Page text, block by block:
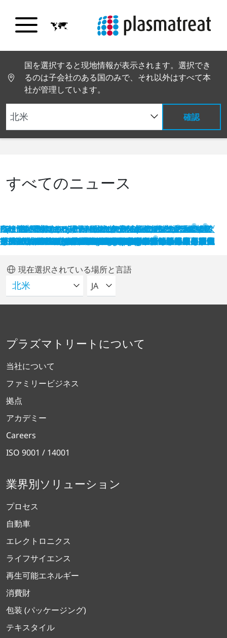
国を選択すると現地情報が表示されます。選択でき
るのは子会社のある国のみで、それ以外はすべて本
社が管理しています。
確認
PT トップページ
グローバルニュース
すべてのニュース
Mamur Teknolojiサクセスストーリー
TF Automationサクセスストーリー
Adria Mobil 一貫プロセス ― プラズマと接着の融合
AECイルミナツィオーネとのサクセスストーリー
BASF-エラストグランのサクセスストーリー
Bobstのサクセスストーリー
BSH BOSCH アンド SIEMENS 家電製品のサクセスストー
リー
CeraConとのサクセスストーリー
DELOのサクセスストーリー
Ford Motor Company サクセスストーリー
GfO (Nanogate Group)サクセスストーリー
Giraサクセスストーリー
Griesserサクセスストーリー
Heidelberger Druckmaschinenサクセスストーリー
Heinz-Glasサクセスストーリー
HELLA Australiaサクセスストーリー
Hutchinsonサクセスストーリー
Krauss-Maffeiサクセスストーリー
Miele - タンブラー: サクセスストーリー
MIELE - オーブン操作パネルサクセスストーリー
NanoCraftサクセスストーリー
Novotechnikサクセスストーリー
Peguformサクセスストーリー
トラック製造における構造用接着
STX Franceサクセスストーリー
RAMPFサクセスストーリー
Rohde & Schwarzサクセスストーリー
Tampoprintサクセスストーリー
Volkswagenサクセスストーリー
ZF TRW Automotive社の導入事例
WEVO Chemieサクセスストーリー
SIKAサクセスストーリー
Scheugenpflugサクセスストーリー
Openair-Plasmaによるコネクターストリップの表面処理
サクセスストーリー
Arcelik Groupサクセスストーリー
プラズマトリート：日本法人の大阪拠点を新社屋へ移動
PR：Plasmatreat GmbH：イノベーションリーダー2024
を受賞
Kostal China社の導入事例
PR：Plasmatreat GmbHが卓越したイノベーションの力で
TOP100アワードを受賞
プレスリリース：プラズマ処理とテープ貼りの自動化
メキシコに子会社を設立
EPDMプロファイル用新Openair-Plasmaシステム
ニュース プラズマトリート社はVDMA電池生産委員会のメ
ンバーです。ニュース プラズマトリート、東欧での販売網を拡大
事例：スイスにおけるOpenair-Plasma®による表面研究
ニュース スウェーデンでの研究・提携プロジェクト
Linamar社の導入事例
PR: プラズマトリート・イタリア at MECSPE 2025: オープ
ンエアプラズマ技術に注目
質疑応答 マルクス・ティールが魅惑的な洞察を披露
PR： 世界革新のHydroPlasma - 高清浄度要求のための効
率的で持続可能な洗浄ソリューション
PR: シリンジバレルの前処理にOpenair-Plasmaを使用する
PR： 耐久性のある電子部品のためのオープンエアープラズ
マ技術
PR： 中国における電子産業向け表面処理ソリューション
PR： プラズマトリート、エレクトロニクス製造のための次
世代プラズマソリューションを展示
Q&A ヨアヒム・シュスラーが営業部門について語る
ベネルクス地域の新オフィス
プラスチック産業における持続可能性
信頼性の高いパワーエレクトロニクスのために： 活躍する
プラズマ技術E-モビリティのためのオープンエアープラズマ
高性能・長寿命バッテリーのためのOpenair-Plasma®技術
- 効率的、持続可能、信頼性
自動車産業におけるプラズマ技術 - 今日の課題への回答
バッテリーおよび自動車用途のオープンエアープラズマ®
技術 プラズマ技術で実現する高性能と長期信頼性
PUR型内塗装 (インモールドコーティング) へのプラズマ応
用 プラズマ技術が実現する次世代のエレクトロニクス製造
プラズマトリートとFraunhofer IFAMの連携
現在選択されている場所と言語
言語を選択してください
JA
プラズマトリートについて
当社について
ファミリービジネス
拠点
アカデミー
Careers
ISO 9001 / 14001
業界別ソリューション
プロセス
自動車
エレクトロニクス
ライフサイエンス
再生可能エネルギー
消費財
包装 (パッケージング)
テキスタイル